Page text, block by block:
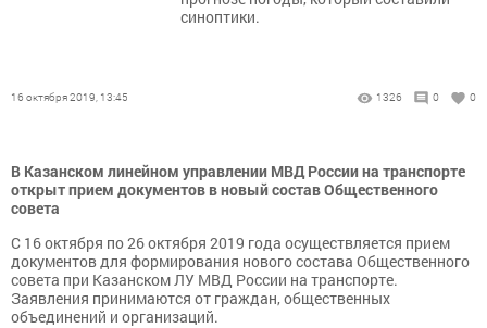
синоптики.
16 октября 2019, 13:45 1326 0 0
В Казанском линейном управлении МВД России на транспорте
открыт прием документов в новый состав Общественного
совета
С 16 октября по 26 октября 2019 года осуществляется прием
документов для формирования нового состава Общественного
совета при Казанском ЛУ МВД России на транспорте.
Заявления принимаются от граждан, общественных
объединений и организаций.